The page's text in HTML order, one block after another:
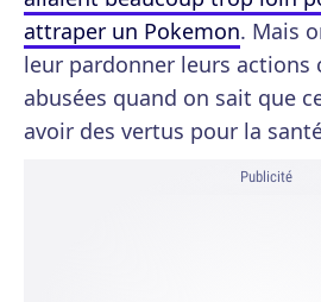
attraper un Pokemon. Mais
leur pardonner leurs actions
abusées quand on sait que
avoir des vertus pour la
Publicité